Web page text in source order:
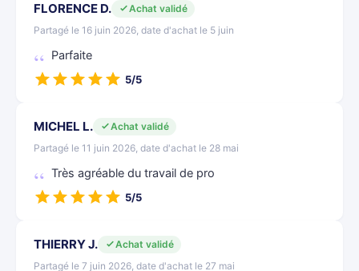
FLORENCE D.
Achat validé
Partagé le 16 juin 2026, date d'achat le 5 juin
Parfaite
5/5
MICHEL L.
Achat validé
Partagé le 11 juin 2026, date d'achat le 28 mai
Très agréable du travail de pro
5/5
THIERRY J.
Achat validé
Partagé le 7 juin 2026, date d'achat le 27 mai